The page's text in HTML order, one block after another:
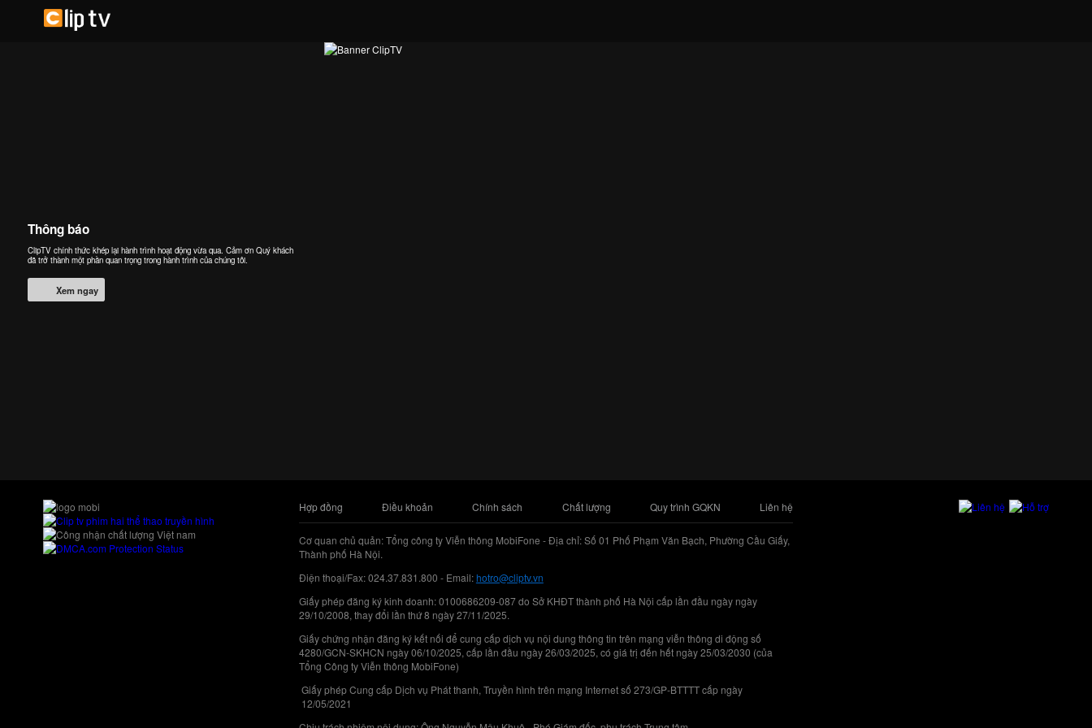
Thông báo
ClipTV chính thức khép lại hành trình hoạt động vừa qua. Cảm ơn Quý khách
đã trở thành một phần quan trọng trong hành trình của chúng tôi.
Xem ngay
Hợp đồng Điều khoản Chính sách Chất lượng Quy trình GQKN Liên hệ
Cơ quan chủ quản: Tổng công ty Viễn thông MobiFone - Địa chỉ: Số 01 Phố Phạm Văn Bạch, Phường Cầu Giấy,
Thành phố Hà Nội.
Điện thoại/Fax: 024.37.831.800 - Email:hotro@cliptv.vn
Giấy phép đăng ký kinh doanh: 0100686209-087 do Sở KHĐT thành phố Hà Nội cấp lần đầu ngày ngày
29/10/2008, thay đổi lần thứ 8 ngày 27/11/2025.
Giấy chứng nhận đăng ký kết nối để cung cấp dịch vụ nội dung thông tin trên mạng viễn thông di động số
4280/GCN-SKHCN ngày 06/10/2025, cấp lần đầu ngày 26/03/2025, có giá trị đến hết ngày 25/03/2030 (của
Tổng Công ty Viễn thông MobiFone)
Giấy phép Cung cấp Dịch vụ Phát thanh, Truyền hình trên mạng Internet số 273/GP-BTTTT cấp ngày
12/05/2021